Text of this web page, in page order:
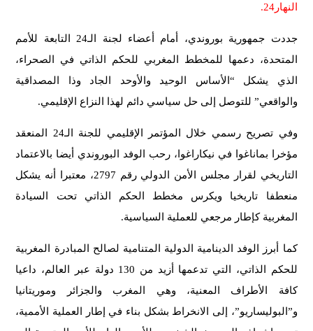
النهار24.
جددت جمهورية بوروندي، أمام أعضاء لجنة الـ24 التابعة للأمم
المتحدة، دعمها للمخطط المغربي للحكم الذاتي في الصحراء،
الذي يشكل “الأساس الوحيد والأوحد الجاد وذا المصداقية
والواقعي” للتوصل إلى حل سياسي دائم لهذا النزاع الإقليمي.
وفي تصريح رسمي خلال المؤتمر الإقليمي للجنة الـ24 المنعقد
مؤخرا بماناغوا في نيكاراغوا، رحب الوفد البوروندي أيضا بالاعتماد
التاريخي لقرار مجلس الأمن الدولي رقم 2797، معتبرا أنه يشكل
منعطفا تاريخيا ويكرس مخطط الحكم الذاتي تحت السيادة
المغربية كإطار مرجعي للعملية السياسية.
كما أبرز الوفد الدينامية الدولية المتنامية لصالح المبادرة المغربية
للحكم الذاتي، التي تدعمها أزيد من 130 دولة عبر العالم، داعيا
كافة الأطراف المعنية، وهي المغرب والجزائر وموريتانيا
و”البوليساريو”، إلى الانخراط بشكل بناء في إطار العملية الأممية،